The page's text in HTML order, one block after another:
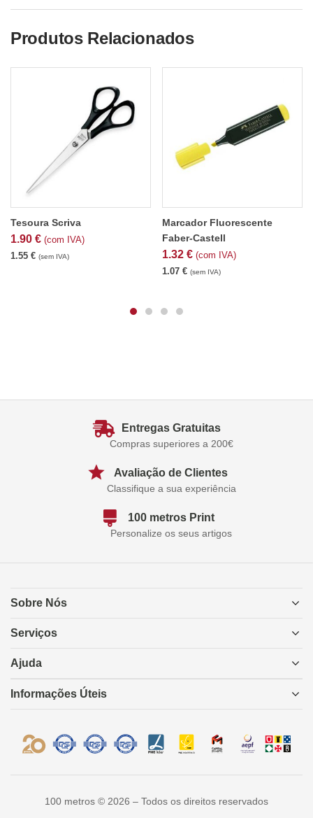
Produtos Relacionados
Tesoura Scriva
1.90 € (com IVA)
1.55 € (sem IVA)
Marcador Fluorescente
Faber-Castell
1.32 € (com IVA)
1.07 € (sem IVA)
Entregas Gratuitas
Compras superiores a 200€
Avaliação de Clientes
Classifique a sua experiência
100 metros Print
Personalize os seus artigos
Sobre Nós
Serviços
Ajuda
Informações Úteis
100 metros © 2026 – Todos os direitos reservados